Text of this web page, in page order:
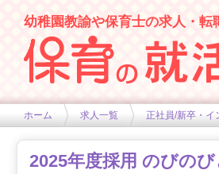
幼稚園教諭や保育士の求人・転
ホーム 求人一覧 正社員/新卒・イ
2025年度採用 のびの